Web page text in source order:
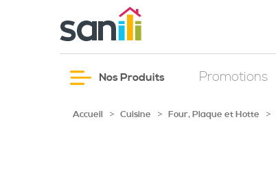
Nos Produits Promotions
Accueil > Cuisine > Four, Plaque et Hotte >